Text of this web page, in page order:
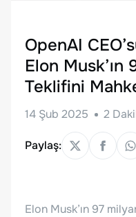
OpenAI
Elon Musk’ın
Teklifini
14 Şub 2025 2
Paylaş:
Elon Musk’ın 97